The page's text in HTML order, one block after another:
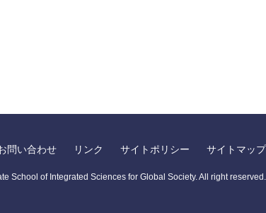
問い合わせ リンク サイトポリシー サイトマップ
School of Integrated Sciences for Global Society.All right reserved.